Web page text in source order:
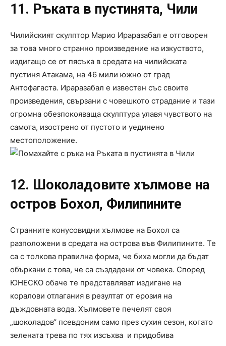
11. Ръката в пустинята, Чили
Чилийският скулптор Марио Ираразабал е отговорен
за това много странно произведение на изкуството,
издигащо се от пясъка в средата на чилийската
пустиня Атакама, на 46 мили южно от град
Антофагаста. Ираразабал е известен със своите
произведения, свързани с човешкото страдание и тази
огромна обезпокояваща скулптура улавя чувството на
самота, изострено от пустото и уединено
местоположение.
12. Шоколадовите хълмове на
остров Бохол, Филипините
Странните конусовидни хълмове на Бохол са
разположени в средата на острова във Филипините. Те
са с толкова правилна форма, че биха могли да бъдат
объркани с това, че са създадени от човека. Според
ЮНЕСКО обаче те представляват издигане на
коралови отлагания в резултат от ерозия на
дъждовната вода. Хълмовете печелят своя
„шоколадов“ псевдоним само през сухия сезон, когато
зелената трева по тях изсъхва и придобива